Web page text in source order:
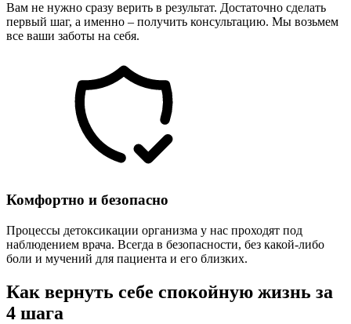
Вам не нужно сразу верить в результат. Достаточно сделать
первый шаг, а именно – получить консультацию. Мы возьмем
все ваши заботы на себя.
Комфортно и безопасно
Процессы детоксикации организма у нас проходят под
наблюдением врача. Всегда в безопасности, без какой-либо
боли и мучений для пациента и его близких.
Как вернуть себе спокойную жизнь за
4 шага